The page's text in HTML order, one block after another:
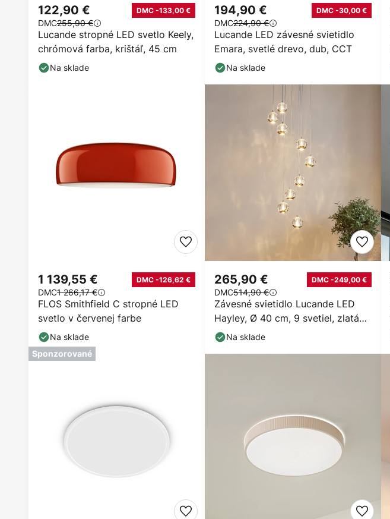
Lucande stropné LED svetlo Keely,
chrómová farba, krištáľ, 45 cm
122,90 € DMC -133,00 €
DMC255,90 €
Na sklade
Lucande LED závesné svietidlo
Emara, svetlé drevo, dub, CCT
194,90 € DMC -30,00 €
DMC224,90 €
Na sklade
FLOS Smithfield C stropné LED
svetlo v červenej farbe
1 139,55 € DMC -126,62 €
DMC1 266,17 €
Na sklade
Závesné svietidlo Lucande LED
Hayley, Ø 40 cm, 9 svetiel, zlatá
farba, sklo
265,90 € DMC -249,00 €
DMC514,90 €
Na sklade
Sponzorované